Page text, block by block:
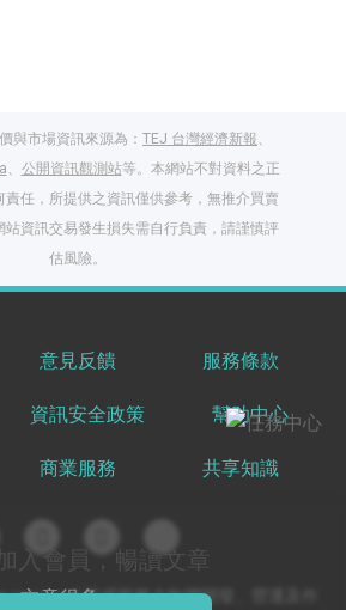
入會員，暢讀文章
文章很多
與市場資訊來源為： TEJ 台灣經濟新報、
、 公開資訊觀測站等。本網站不對資料之正
責任，所提供之資訊僅供參考，無推介買賣
站資訊交易發生損失需自行負責，請謹慎評
估風險。
意見反饋 服務條款
資訊安全政策 幫助中心
商業服務 共享知識
reserved 股感服務之軟體開發、營運及作
出國就缺這咖？股